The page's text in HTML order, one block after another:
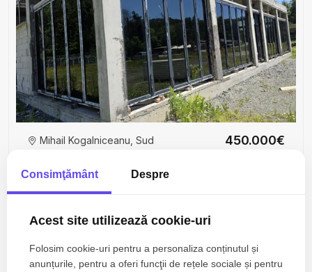
Clădire Mixtă 800 mp lângă Baza NATO
Mihail Kogalniceanu, Sud 450.000€
Consimţământ Despre
Acest site utilizează cookie-uri
Folosim cookie-uri pentru a personaliza conținutul și
anunțurile, pentru a oferi funcţii de rețele sociale și pentru